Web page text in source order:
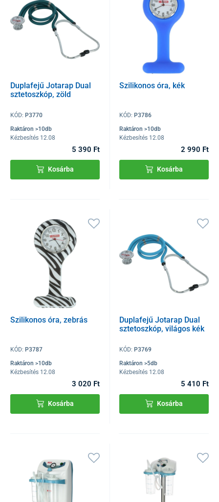
Duplafejű Jotarap Dual
sztetoszkóp, zöld
KÓD: P3770
Raktáron >10db
Kézbesítés 12.08
5 390 Ft
Kosárba
Szilikonos óra, kék
KÓD:P3786
Raktáron >10db
Kézbesítés 12.08
2 990 Ft
Kosárba
Szilikonos óra, zebrás
KÓD: P3787
Raktáron >10db
Kézbesítés 12.08
3 020 Ft
Kosárba
Duplafejű Jotarap Dual
sztetoszkóp, világos kék
KÓD:P3769
Raktáron >5db
Kézbesítés 12.08
5 410 Ft
Kosárba